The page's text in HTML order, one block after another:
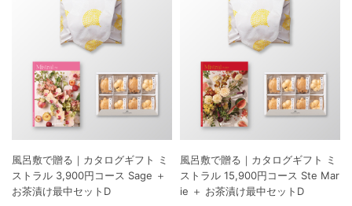
風呂敷で贈る｜カタログギフト ミ
ストラル 3,900円コース Sage ＋
お茶漬け最中セットD
風呂敷で贈る｜カタログギフト ミ
ストラル 15,900円コース Ste Mar
ie ＋ お茶漬け最中セットD